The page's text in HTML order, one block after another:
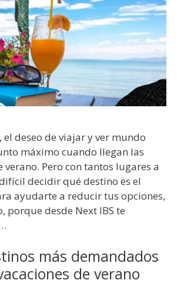
el deseo de viajar y ver mundo
máximo cuando llegan las
verano. Pero con tantos lugares a
decidir qué destino es el
ayudarte a reducir tus opciones,
porque desde Next IBS te
más demandados
de verano